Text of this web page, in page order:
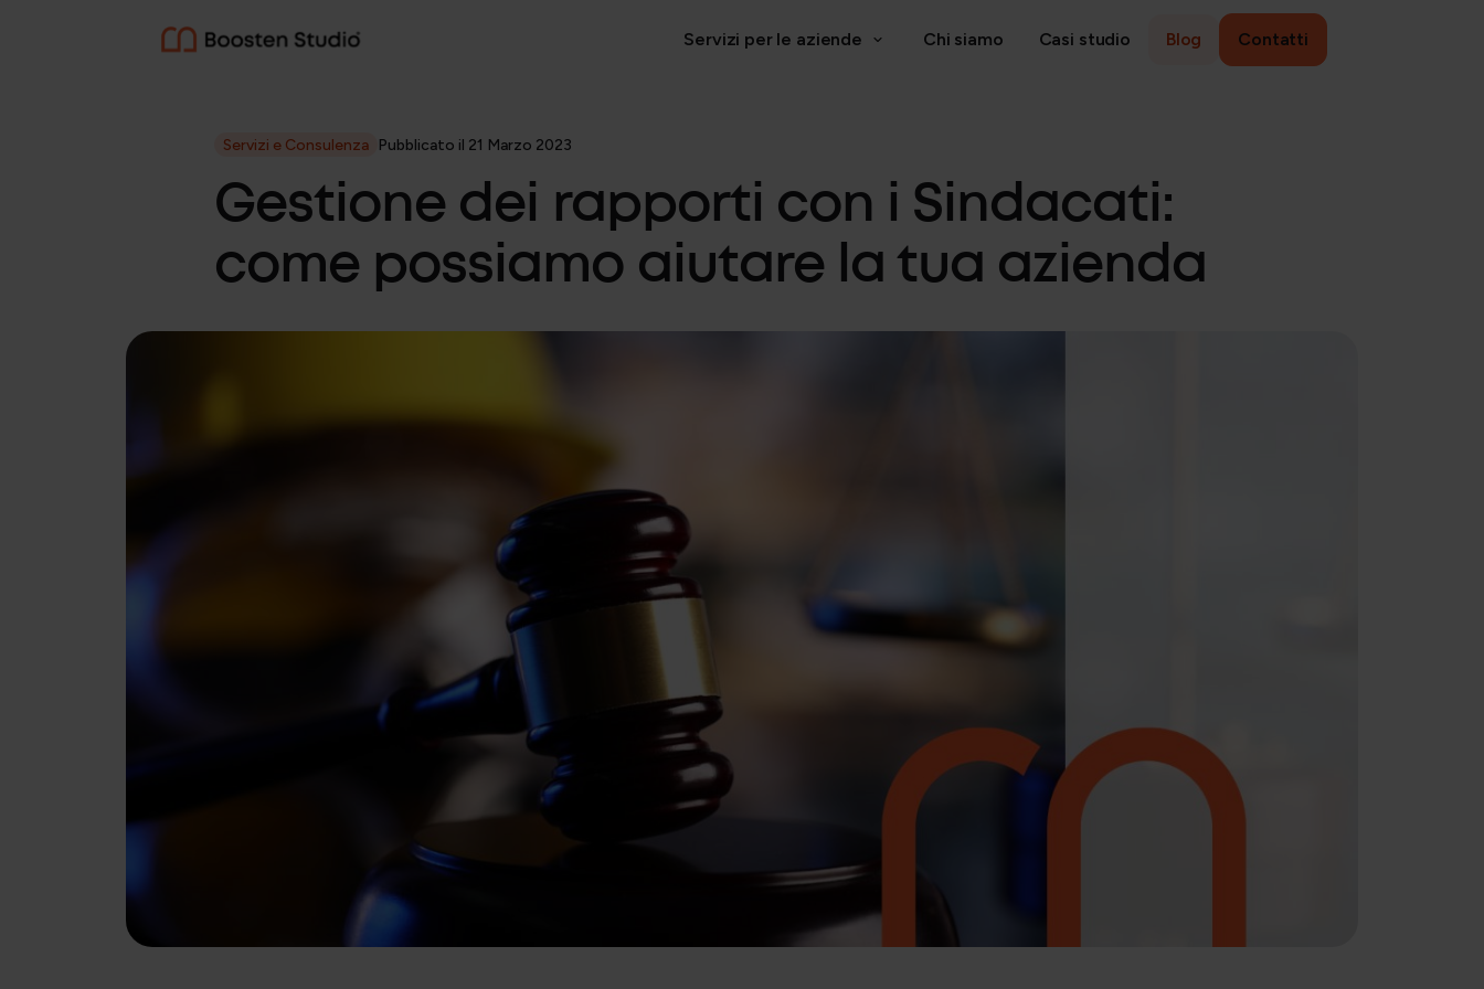
Servizi per le aziende Chi siamo Casi studio Blog Contatti
CONSULENZA AZIENDALE
Diritto del lavoro
Gestione delle relazioni
Payroll, Budgeting e Analytics
Gestione operativa e adempimenti
Ricerca, selezione e sviluppo
People strategy e retention
Servizi e Consulenza Pubblicato il 21 Marzo 2023
Gestione dei rapporti con i Sindacati:
come possiamo aiutare la tua azienda